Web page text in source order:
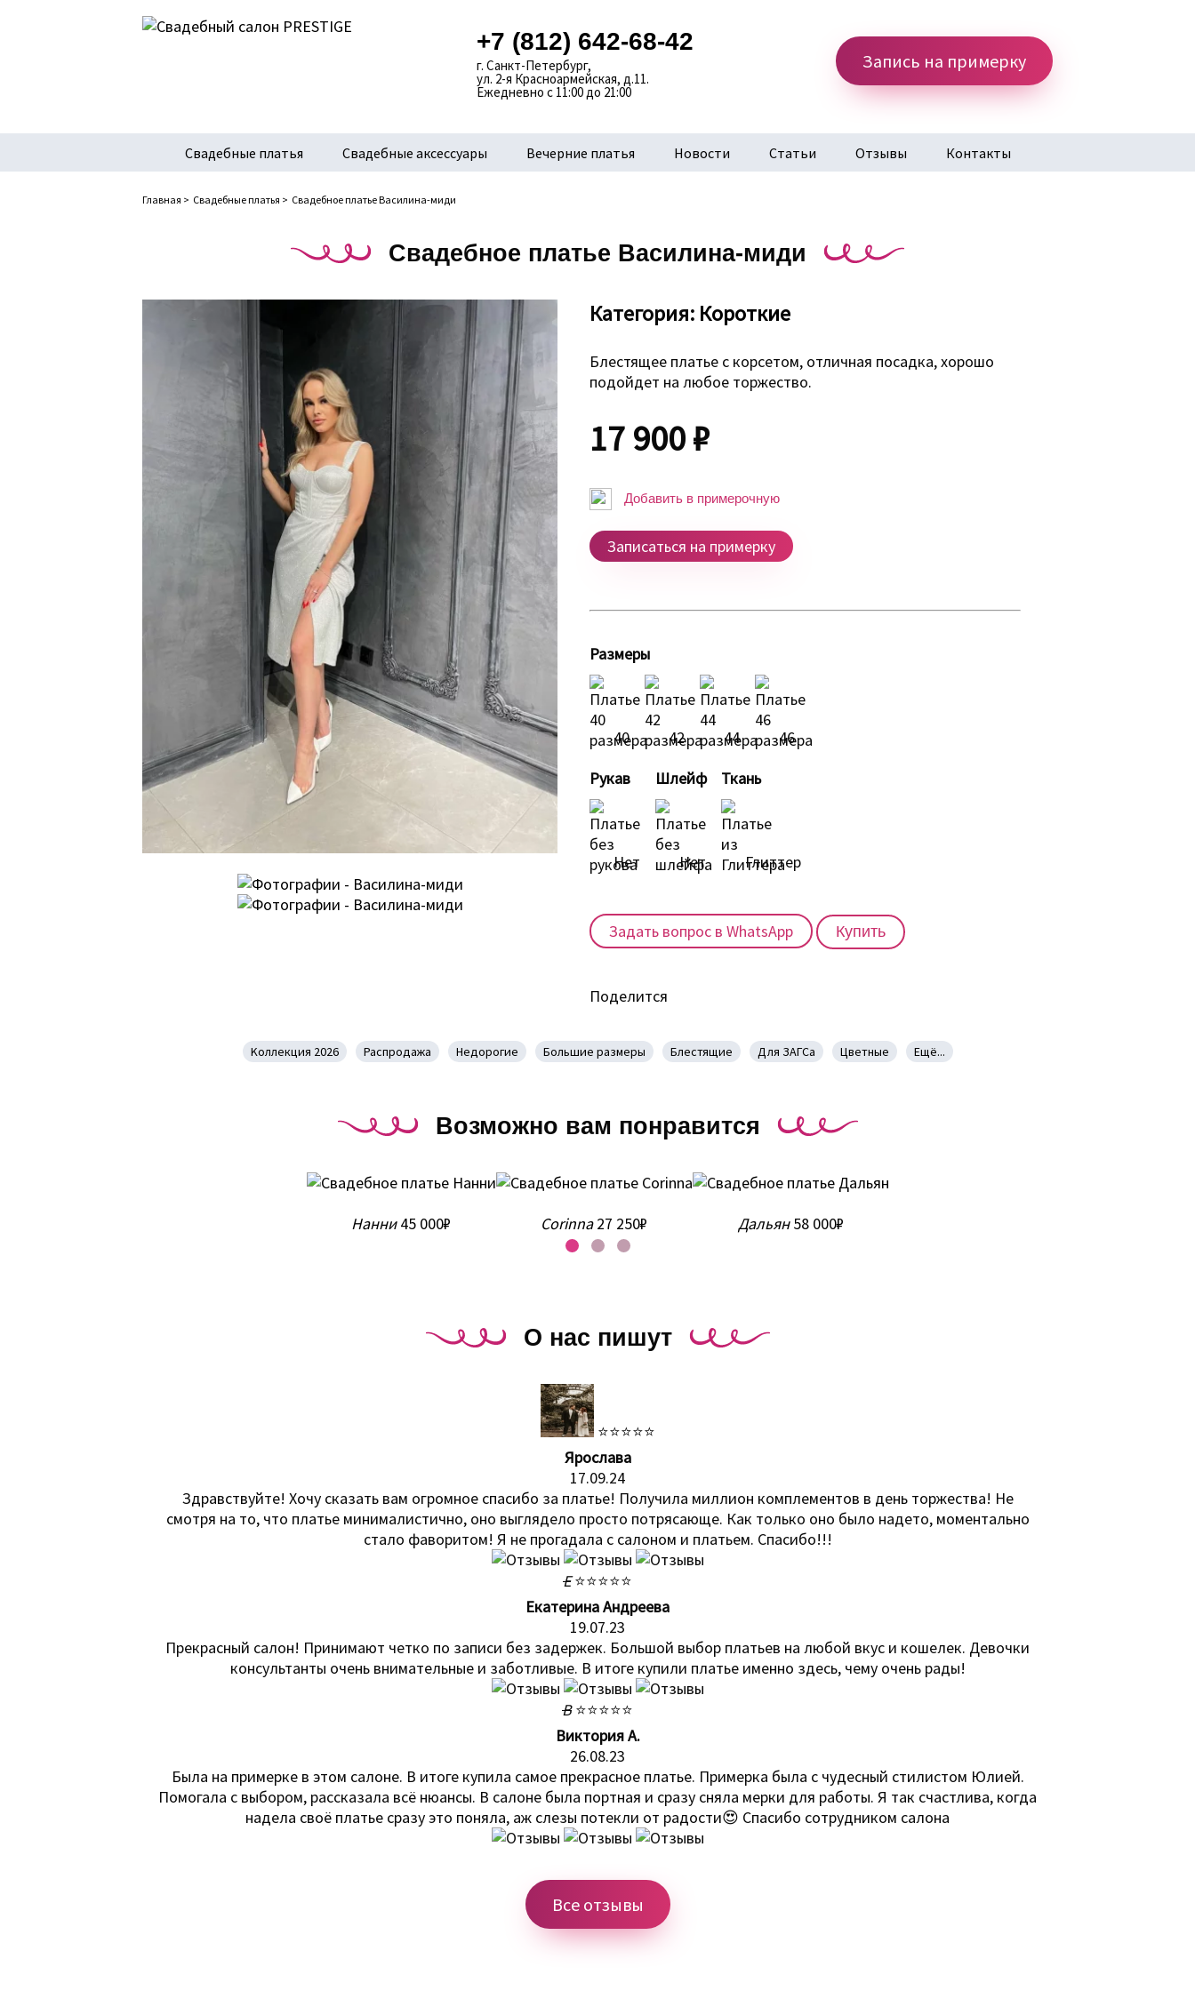
+7 (812) 642-68-42
г. Санкт-Петербург,
ул. 2-я Красноармейская, д.11.
Ежедневно с 11:00 до 21:00
Запись на примерку
Свадебные платья Свадебные аксессуары Вечерние платья Новости Статьи Отзывы Контакты
Главная > Свадебные платья > Свадебное платье Василина-миди
Свадебное платье Василина-миди
Категория: Короткие
Блестящее платье с корсетом, отличная посадка, хорошо
подойдет на любое торжество.
17 900 ₽
Добавить в примерочную
Записаться на примерку
Размеры
40 42 44 46
Рукав
Нет
Шлейф
Нет
Ткань
Глиттер
Задать вопрос в WhatsApp Купить
Поделится
Kоллекция 2026 Распродажа Недорогие Большие размеры Блестящие Для ЗАГСа Цветные Ещё...
Возможно вам понравится
Нанни 45 000₽ Corinna 27 250₽ Дальян 58 000₽
О нас пишут
⭐⭐⭐⭐⭐
Ярослава
17.09.24
Здравствуйте! Хочу сказать вам огромное спасибо за платье! Получила миллион комплементов в день торжества! Не
смотря на то, что платье минималистично, оно выглядело просто потрясающе. Как только оно было надето, моментально
стало фаворитом! Я не прогадала с салоном и платьем. Спасибо!!!
Е ⭐⭐⭐⭐⭐
Екатерина Андреева
19.07.23
Прекрасный салон! Принимают четко по записи без задержек. Большой выбор платьев на любой вкус и кошелек. Девочки
консультанты очень внимательные и заботливые. В итоге купили платье именно здесь, чему очень рады!
В ⭐⭐⭐⭐⭐
Виктория А.
26.08.23
Была на примерке в этом салоне. В итоге купила самое прекрасное платье. Примерка была с чудесный стилистом Юлией.
Помогала с выбором, рассказала всё нюансы. В салоне была портная и сразу сняла мерки для работы. Я так счастлива, когда
надела своё платье сразу это поняла, аж слезы потекли от радости😍 Спасибо сотрудником салона
Все отзывы